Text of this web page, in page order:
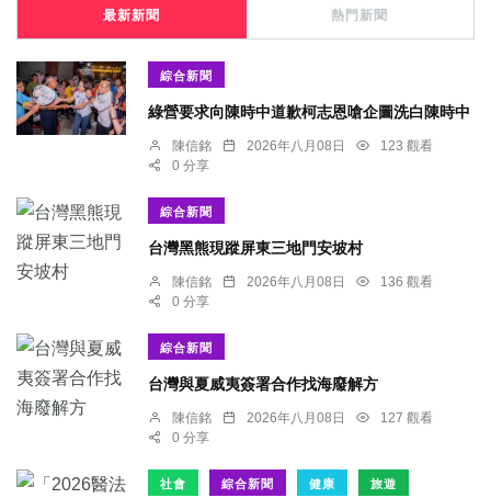
最新新聞 熱門新聞
綜合新聞
綠營要求向陳時中道歉柯志恩嗆企圖洗白陳時中
陳信銘 2026年八月08日
123 觀看
0 分享
綜合新聞
台灣黑熊現蹤屏東三地門安坡村
陳信銘 2026年八月08日
136 觀看
0 分享
綜合新聞
台灣與夏威夷簽署合作找海廢解方
陳信銘 2026年八月08日
127 觀看
0 分享
社會 綜合新聞 健康 旅遊